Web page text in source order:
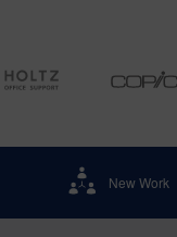
New Work